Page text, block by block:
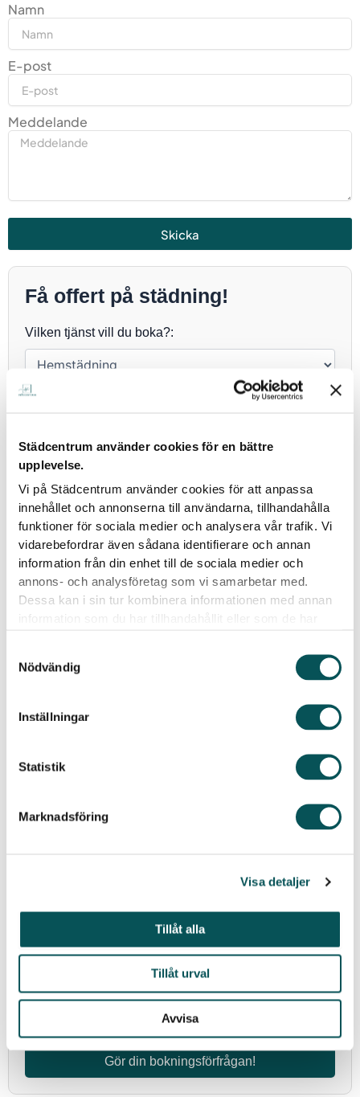
Städcentrum använder cookies för en bättre
upplevelse.
Vi på Städcentrum använder cookies för att anpassa
innehållet och annonserna till användarna, tillhandahålla
funktioner för sociala medier och analysera vår trafik. Vi
vidarebefordrar även sådana identifierare och annan
information från din enhet till de sociala medier och
annons- och analysföretag som vi samarbetar med.
Dessa kan i sin tur kombinera informationen med annan
information som du har tillhandahållit eller som de har
Nödvändig
Inställningar
Statistik
Marknadsföring
Visa detaljer
Tillåt alla
Tillåt urval
Avvisa
Namn
E-post
Meddelande
Skicka
Få offert på städning!
Vilken tjänst vill du boka?:
Hur stor är din bostad? (m2):
Beräknat pris:
Fyll i dina uppgifter
Förnamn:
Efternamn:
Epost:
Datum för bokning:
Gör din bokningsförfrågan!